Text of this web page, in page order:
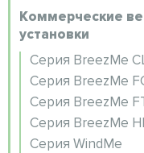
Коммерческие
установки
Серия BreezMe
Серия BreezMe
Серия BreezMe
Серия BreezMe
Серия WindMe